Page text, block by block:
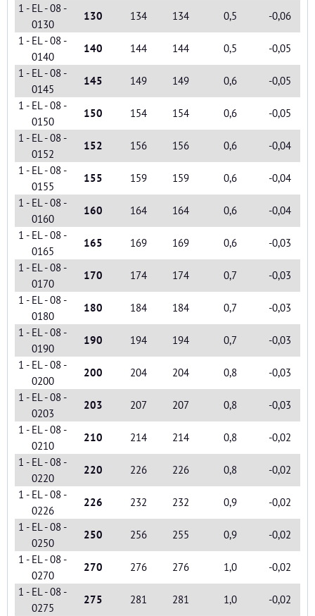
1 - EL - 08 -
0130
130 134 134 0,5
-0,06
1 - EL - 08 -
0140
140 144 144 0,5
-0,05
1 - EL - 08 -
0145
145 149 149 0,6
-0,05
1 - EL - 08 -
0150
150 154 154 0,6
-0,05
1 - EL - 08 -
0152
152 156 156 0,6
-0,04
1 - EL - 08 -
0155
155 159 159 0,6
-0,04
1 - EL - 08 -
0160
160 164 164 0,6
-0,04
1 - EL - 08 -
0165
165 169 169 0,6
-0,03
1 - EL - 08 -
0170
170 174 174 0,7
-0,03
1 - EL - 08 -
0180
180 184 184 0,7
-0,03
1 - EL - 08 -
0190
190 194 194 0,7
-0,03
1 - EL - 08 -
0200
200 204 204 0,8
-0,03
1 - EL - 08 -
0203
203 207 207 0,8
-0,03
1 - EL - 08 -
0210
210 214 214 0,8
-0,02
1 - EL - 08 -
0220
220 226 226 0,8
-0,02
1 - EL - 08 -
0226
226 232 232 0,9
-0,02
1 - EL - 08 -
0250
250 256 255 0,9
-0,02
1 - EL - 08 -
0270
270 276 276 1,0
-0,02
1 - EL - 08 -
0275
275 281 281 1,0
-0,02